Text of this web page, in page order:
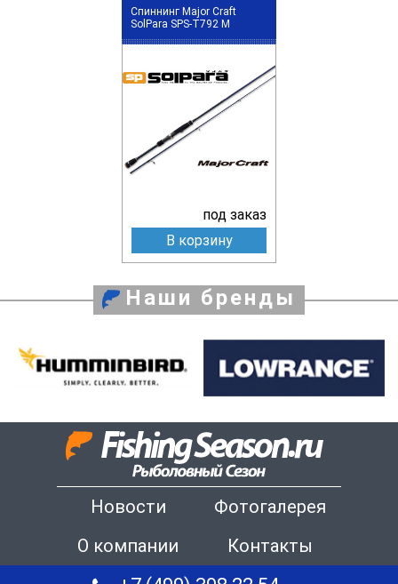
Спиннинг Major Craft
SolPara SPS-T792 M
под заказ
В корзину
Наши бренды
Новости
Фотогалерея
О компании
Контакты